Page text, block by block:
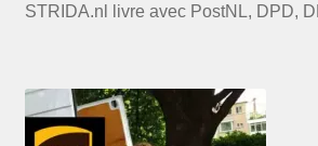
STRIDA.nl livre avec PostNL, DPD,